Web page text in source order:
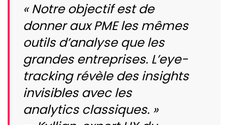
« Notre objectif est de
donner aux PME les mêmes
outils d’analyse que les
grandes entreprises. L’eye-
tracking révèle des insights
invisibles avec les
analytics classiques. »